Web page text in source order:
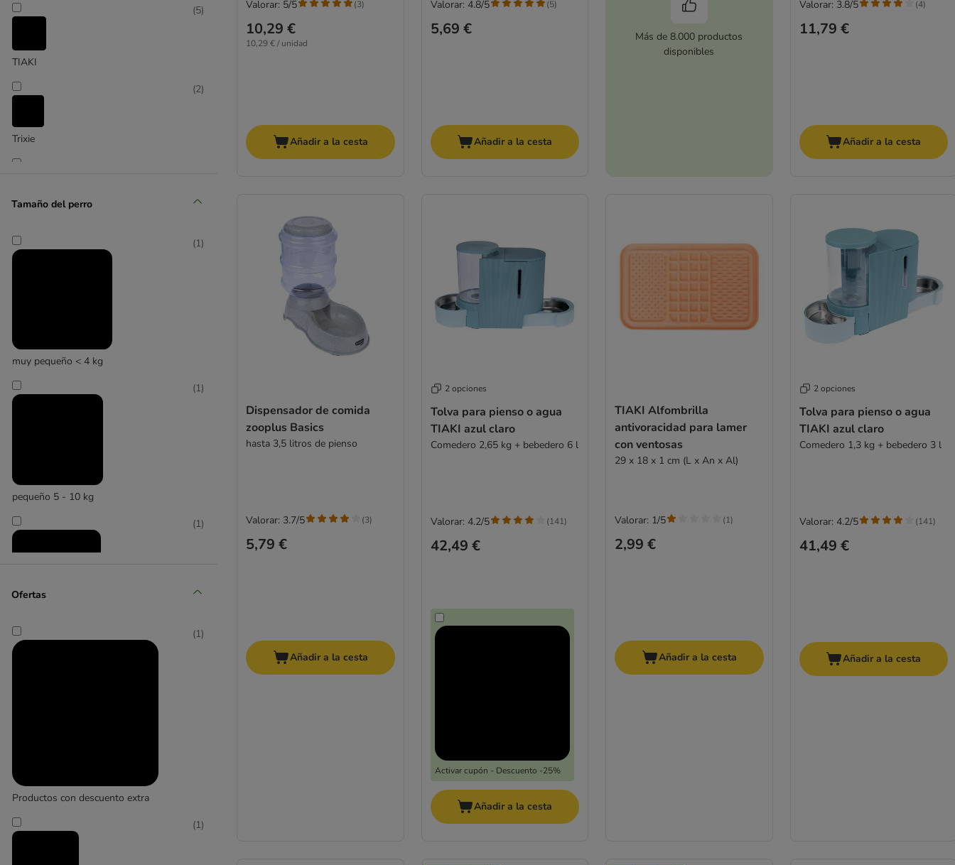
TIAKI
(5)
Trixie
(2)
Zooplus Basics
zooplus Exclusive
Tamaño del perro
muy pequeño < 4 kg
(1)
pequeño 5 - 10 kg
(1)
grande 26 - 45 kg
(1)
Ofertas
Productos con descuento extra
(1)
(1)
10,29 €
10,29 € / unidad
Valorar: 5/5 (3)
Añadir a la cesta
5,69 €
Valorar: 4.8/5 (5)
Añadir a la cesta
Más de 8.000 productos
disponibles
11,79 €
Valorar: 3.8/5 (4)
Añadir a la cesta
Dispensador de comida
zooplus Basics
hasta 3,5 litros de pienso
5,79 €
Valorar: 3.7/5 (3)
Añadir a la cesta
2 opciones
Tolva para pienso o agua
TIAKI azul claro
Comedero 2,65 kg + bebedero 6 l
42,49 €
Activar cupón - Descuento -25%
Valorar: 4.2/5 (141)
Añadir a la cesta
TIAKI Alfombrilla
antivoracidad para lamer
con ventosas
29 x 18 x 1 cm (L x An x Al)
2,99 €
Valorar: 1/5 (1)
Añadir a la cesta
2 opciones
Tolva para pienso o agua
TIAKI azul claro
Comedero 1,3 kg + bebedero 3 l
41,49 €
Valorar: 4.2/5 (141)
Añadir a la cesta